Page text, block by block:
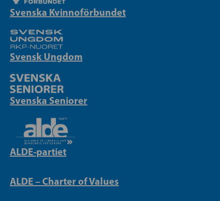
Svenska Kvinnoförbundet
Svensk Ungdom
Svenska Seniorer
ALDE-partiet
ALDE – Charter of Values